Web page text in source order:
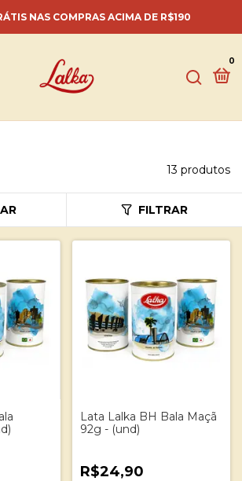
NAS COMPRAS ACIMA DE R$190
0
13 produtos
FILTRAR
Lata Lalka BH Bala Maçã
92g - (und)
R$24,90